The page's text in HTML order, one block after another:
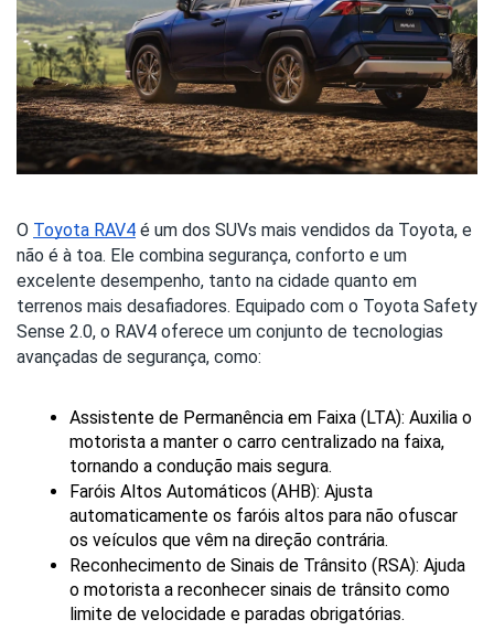
O Toyota RAV4 é um dos SUVs mais vendidos da Toyota, e
não é à toa. Ele combina segurança, conforto e um
excelente desempenho, tanto na cidade quanto em
terrenos mais desafiadores. Equipado com o Toyota Safety
Sense 2.0, o RAV4 oferece um conjunto de tecnologias
avançadas de segurança, como:
Assistente de Permanência em Faixa (LTA): Auxilia o
motorista a manter o carro centralizado na faixa,
tornando a condução mais segura.
Faróis Altos Automáticos (AHB): Ajusta
automaticamente os faróis altos para não ofuscar
os veículos que vêm na direção contrária.
Reconhecimento de Sinais de Trânsito (RSA): Ajuda
o motorista a reconhecer sinais de trânsito como
limite de velocidade e paradas obrigatórias.